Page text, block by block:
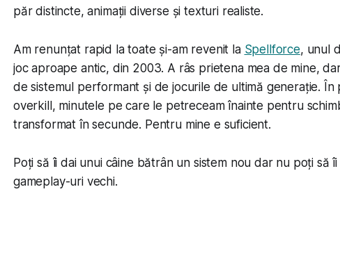
păr distincte, animații diverse și texturi realiste.
Am renunțat rapid la toate și-am revenit la Spellforce, unul
joc aproape antic, din 2003. A râs prietena mea de mine,
de sistemul performant și de jocurile de ultimă generație.
overkill, minutele pe care le petreceam înainte pentru
transformat în secunde. Pentru mine e suficient.
Poți să îi dai unui câine bătrân un sistem nou dar nu poți să
gameplay-uri vechi.